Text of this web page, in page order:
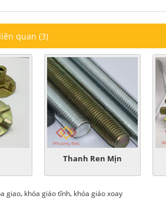
quan (3)
Thanh Ren Mịn
giao, khóa giáo tĩnh, khóa giáo xoay